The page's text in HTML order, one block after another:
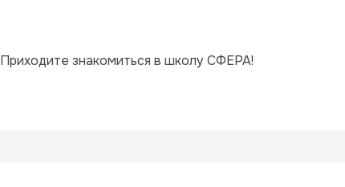
Приходите знакомиться в школу СФЕРА!